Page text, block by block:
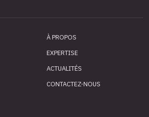
À PROPOS
EXPERTISE
ACTUALITÉS
CONTACTEZ-NOUS